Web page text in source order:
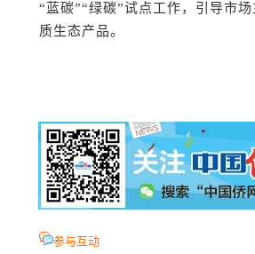
“蓝碳”“绿碳”试点工作，引导市
质生态产品。
参与互动